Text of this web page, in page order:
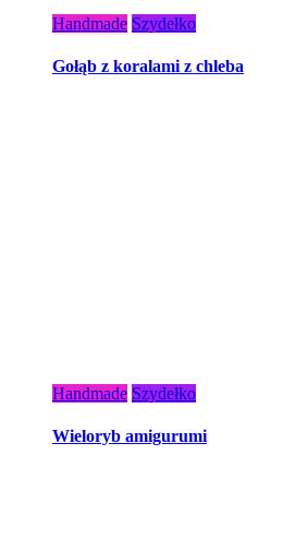
Handmade Szydełko
Gołąb z koralami z chleba
Handmade Szydełko
Wieloryb amigurumi